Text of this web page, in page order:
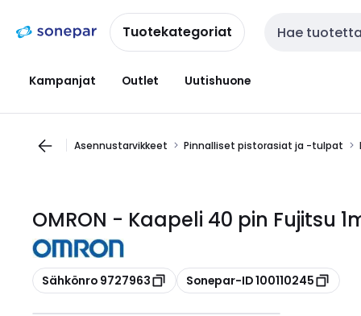
navigointiinsisältöönTuotekategoriat Haku
Kampanjat Outlet Uutishuone
Asennustarvikkeet Pinnalliset pistorasiat ja -tulpat
OMRON - Kaapeli 40 pin Fujitsu
Kopioi
Sähkönro 9727963 Kopioi
Sonepar-ID 100110245